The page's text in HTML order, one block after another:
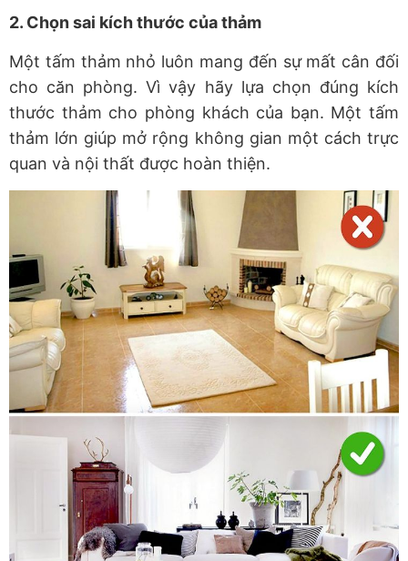
2. Chọn sai kích thước của thảm
Một tấm thảm nhỏ luôn mang đến sự mất cân đối
cho căn phòng. Vì vậy hãy lựa chọn đúng kích
thước thảm cho phòng khách của bạn. Một tấm
thảm lớn giúp mở rộng không gian một cách trực
quan và nội thất được hoàn thiện.